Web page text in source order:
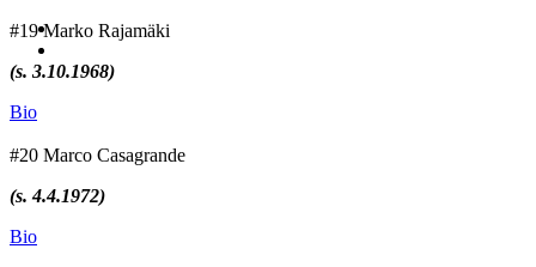
#19 Marko Rajamäki
(s. 3.10.1968)
Bio
#20 Marco Casagrande
(s. 4.4.1972)
Bio